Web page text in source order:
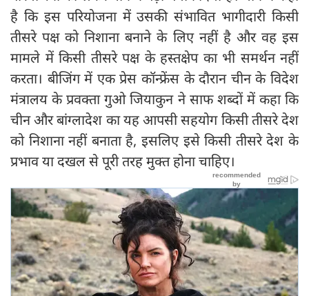
है कि इस परियोजना में उसकी संभावित भागीदारी किसी
तीसरे पक्ष को निशाना बनाने के लिए नहीं है और वह इस
मामले में किसी तीसरे पक्ष के हस्तक्षेप का भी समर्थन नहीं
करता। बीजिंग में एक प्रेस कॉन्फ्रेंस के दौरान चीन के विदेश
मंत्रालय के प्रवक्ता गुओ जियाकुन ने साफ शब्दों में कहा कि
चीन और बांग्लादेश का यह आपसी सहयोग किसी तीसरे देश
को निशाना नहीं बनाता है, इसलिए इसे किसी तीसरे देश के
प्रभाव या दखल से पूरी तरह मुक्त होना चाहिए।